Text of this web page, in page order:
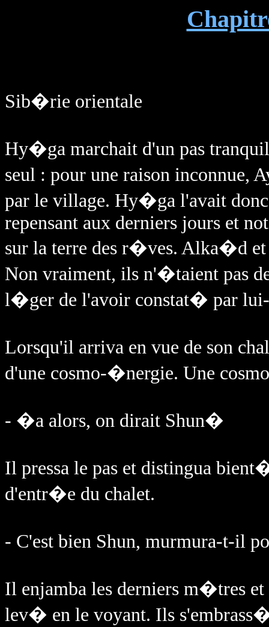
Sib�rie orientale
Hy�ga marchait d'un pas
seul : pour une raison
par le village. Hy�ga l'avait
repensant aux derniers jours et
sur la terre des r�ves. Alka�d
Non vraiment, ils n'�taient pas
l�ger de l'avoir constat� par
Lorsqu'il arriva en vue de son
d'une cosmo-�nergie. Une
- �a alors, on dirait Shun�
Il pressa le pas et distingua
d'entr�e du chalet.
- C'est bien Shun, murmura-t-il
Il enjamba les derniers m�tres
lev� en le voyant. Ils